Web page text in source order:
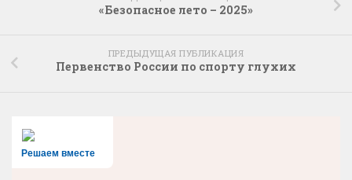
«Безопасное лето – 2025»
ПРЕДЫДУЩАЯ ПУБЛИКАЦИЯ
Первенство России по спорту глухих
Решаем вместе